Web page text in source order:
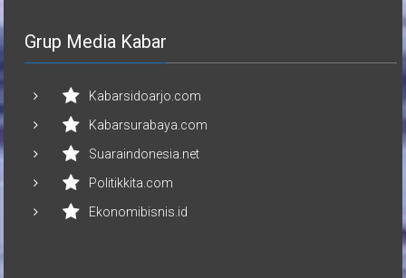
Grup Media Kabar
Kabarsidoarjo.com
Kabarsurabaya.com
Suaraindonesia.net
Politikkita.com
Ekonomibisnis.id